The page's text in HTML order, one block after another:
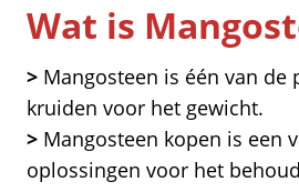
Wat is
> Mangosteen is één van de
kruiden voor het gewicht.
> Mangosteen kopen is een
oplossingen voor het